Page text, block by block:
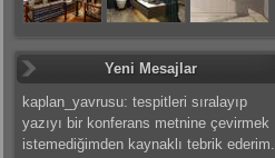
Yeni Mesajlar
kaplan_yavrusu: tespitleri sıralayıp
yazıyı bir konferans metnine çevirmek
istemediğimden kaynaklı tebrik ederim.